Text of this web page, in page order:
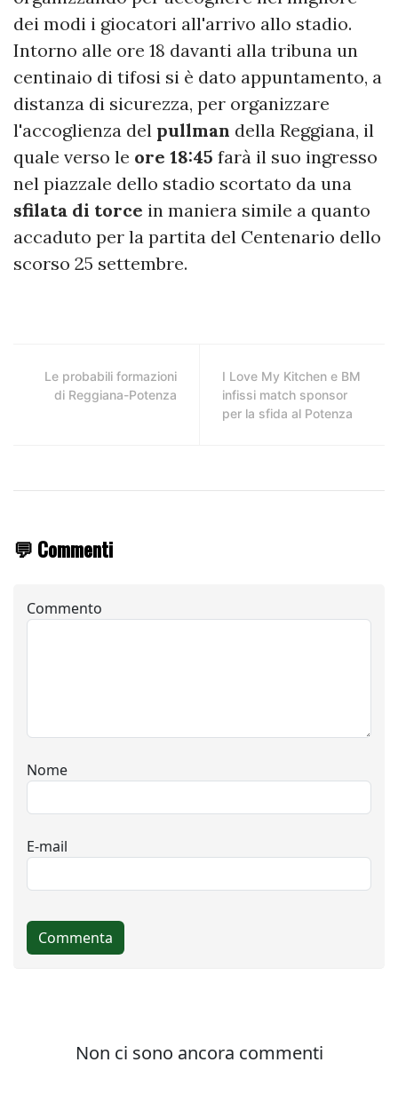
dei modi i giocatori all'arrivo allo stadio.
Intorno alle ore 18 davanti alla tribuna un
centinaio di tifosi si è dato appuntamento, a
distanza di sicurezza, per organizzare
l'accoglienza del pullman della Reggiana, il
quale verso le ore 18:45 farà il suo ingresso
nel piazzale dello stadio scortato da una
sfilata di torce in maniera simile a quanto
accaduto per la partita del Centenario dello
scorso 25 settembre.
Le probabili formazioni
di Reggiana-Potenza
I Love My Kitchen e BM
infissi match sponsor
per la sfida al Potenza
💬 Commenti